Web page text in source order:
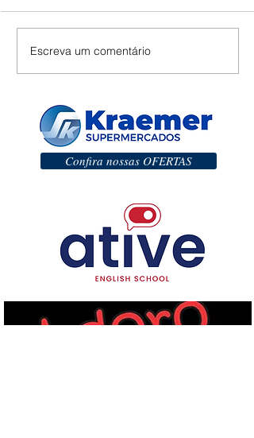
Escreva um comentário
Confira nossas OFERTAS